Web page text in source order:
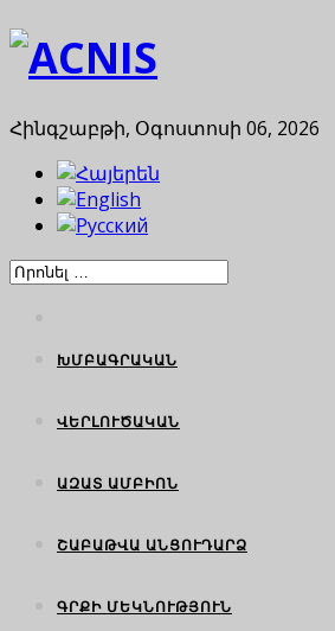
Հինգշաբթի, Օգոստոսի 06, 2026
ԽՄԲԱԳՐԱԿԱՆ
ՎԵՐԼՈՒԾԱԿԱՆ
ԱԶԱՏ ԱՄԲԻՈՆ
ՇԱԲԱԹՎԱ ԱՆՑՈՒԴԱՐՁ
ԳՐՔԻ ՄԵԿՆՈՒԹՅՈՒՆ